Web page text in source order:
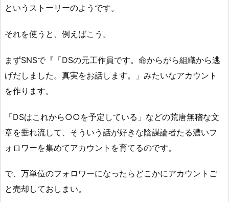
というストーリーのようです。
それを使うと、例えばこう。
まずSNSで『「DSの元工作員です。命からがら組織から逃
げだしました。真実をお話します。」みたいなアカウント
を作ります。
「DSはこれから○○を予定している」などの荒唐無稽な文
章を垂れ流して、そういう話が好きな陰謀論者たる濃いフ
ォロワーを集めてアカウントを育てるのです。
で、万単位のフォロワーになったらどこかにアカウントご
と売却しておしまい。